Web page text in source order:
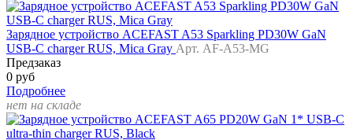
Зарядное устройство ACEFAST A53 Sparkling PD30W GaN
USB-C charger RUS, Mica Gray Арт. AF-A53-MG
Предзаказ
0 руб
Подробнее
нет на складе